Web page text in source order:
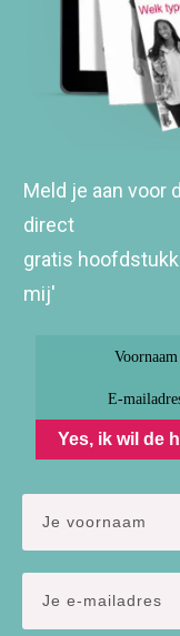
Meld je aan voor
direct
gratis
mij'
E-
Yes, ik wil de